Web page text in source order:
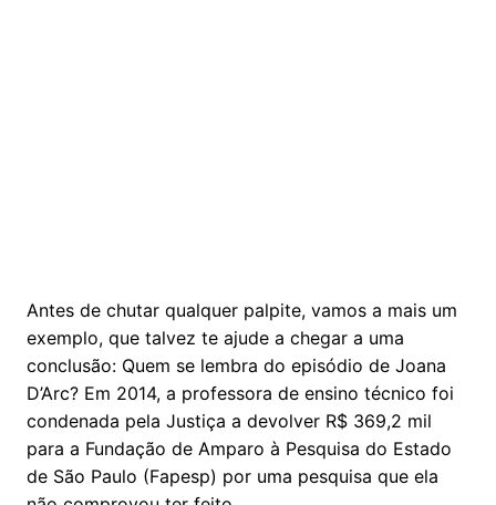
Antes de chutar qualquer palpite, vamos a mais um
exemplo, que talvez te ajude a chegar a uma
conclusão: Quem se lembra do episódio de Joana
D’Arc? Em 2014, a professora de ensino técnico foi
condenada pela Justiça a devolver R$ 369,2 mil
para a Fundação de Amparo à Pesquisa do Estado
de São Paulo (Fapesp) por uma pesquisa que ela